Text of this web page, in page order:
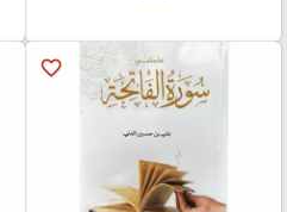
favorite_border